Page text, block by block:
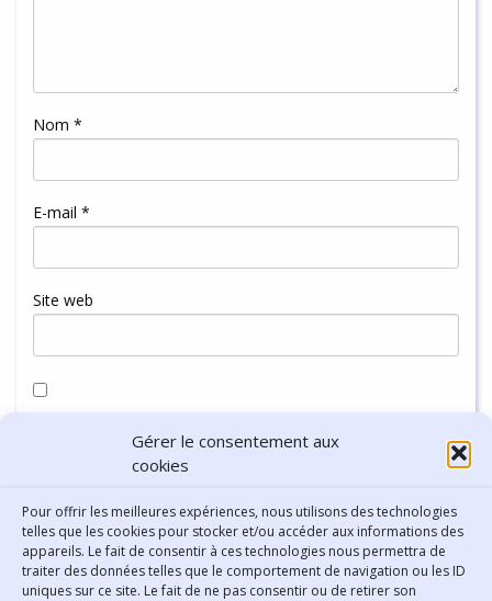
Gérer le consentement aux
cookies
Pour offrir les meilleures expériences, nous utilisons des technologies
telles que les cookies pour stocker et/ou accéder aux informations des
appareils. Le fait de consentir à ces technologies nous permettra de
traiter des données telles que le comportement de navigation ou les ID
uniques sur ce site. Le fait de ne pas consentir ou de retirer son
Nom *
E-mail *
Site web
navigateur pour mon prochain commentaire.